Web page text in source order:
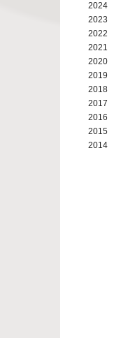
2024
2023
2022
2021
2020
2019
2018
2017
2016
2015
2014